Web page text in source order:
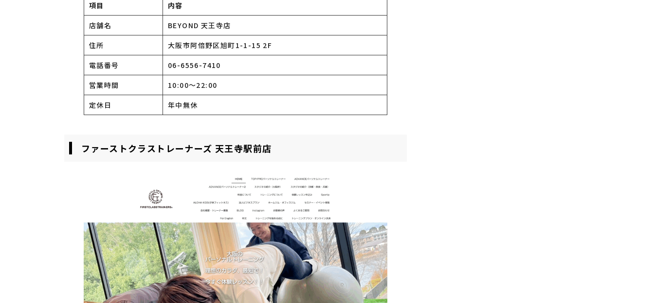
項目 内容
店舗名 BEYOND 天王寺店
住所 大阪市阿倍野区旭町1-1-15 2F
電話番号 06-6556-7410
営業時間 10:00〜22:00
定休日 年中無休
ファーストクラストレーナーズ 天王寺駅前店